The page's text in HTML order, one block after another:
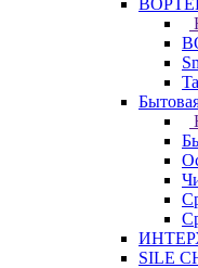
SILE